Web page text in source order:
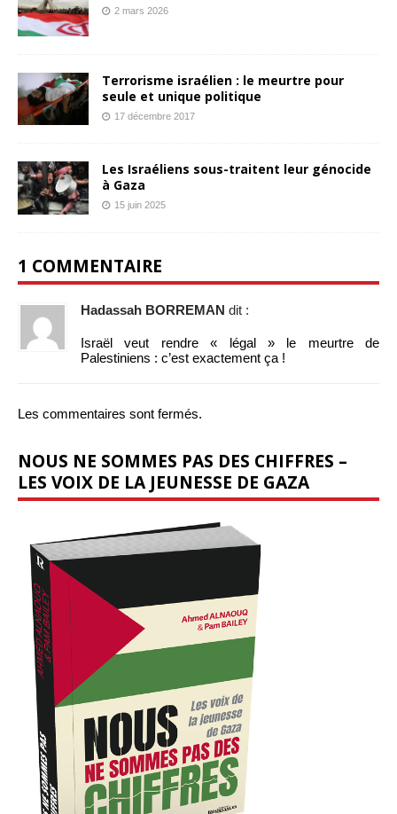
2 mars 2026
Terrorisme israélien : le meurtre pour
seule et unique politique
17 décembre 2017
Les Israéliens sous-traitent leur génocide
à Gaza
15 juin 2025
1 COMMENTAIRE
Hadassah BORREMAN dit :
Israël veut rendre « légal » le meurtre de
Palestiniens : c’est exactement ça !
Les commentaires sont fermés.
NOUS NE SOMMES PAS DES CHIFFRES –
LES VOIX DE LA JEUNESSE DE GAZA